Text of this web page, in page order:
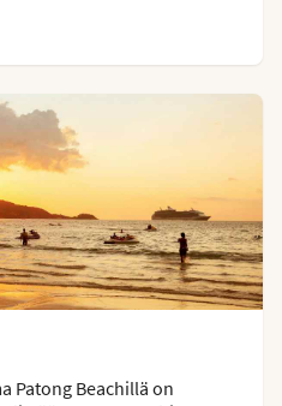
Patong Beachillä on